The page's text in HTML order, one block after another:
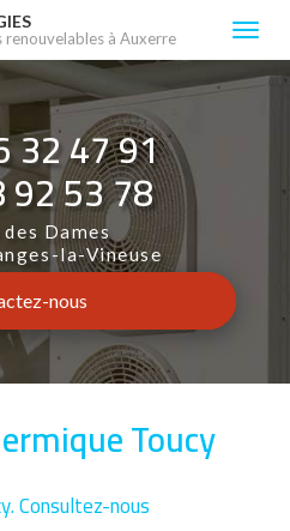
renouvelables à Auxerre
32 47 91
92 53 78
des Dames
la-Vineuse
nous
Toucy
Consultez-nous